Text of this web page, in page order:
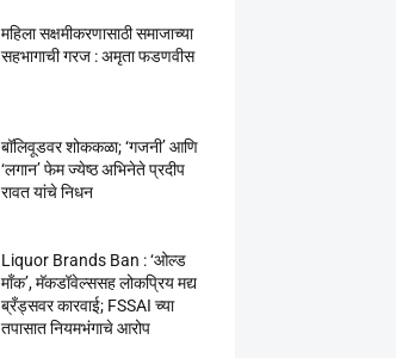
महिला सक्षमीकरणासाठी समाजाच्या
सहभागाची गरज : अमृता फडणवीस
बॉलिवूडवर शोककळा; ‘गजनी’ आणि
‘लगान’ फेम ज्येष्ठ अभिनेते प्रदीप
रावत यांचे निधन
Liquor Brands Ban : ‘ओल्ड
मॉंक’, मॅकडॉवेल्ससह लोकप्रिय मद्य
ब्रँड्सवर कारवाई; FSSAI च्या
तपासात नियमभंगाचे आरोप